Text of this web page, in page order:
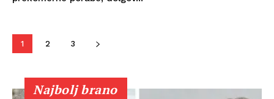
1 2 3
Najbolj brano